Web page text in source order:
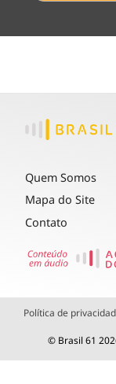
Quem Somos
Mapa do Site
Contato
Política de
© Brasil 61